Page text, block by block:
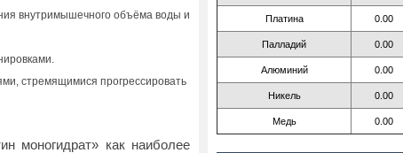
внутримышечного объёма воды и
стремящимися прогрессировать
моногидрат» как наиболее
Платина 0.00
Палладий 0.00
Алюминий 0.00
Никель 0.00
Медь 0.00